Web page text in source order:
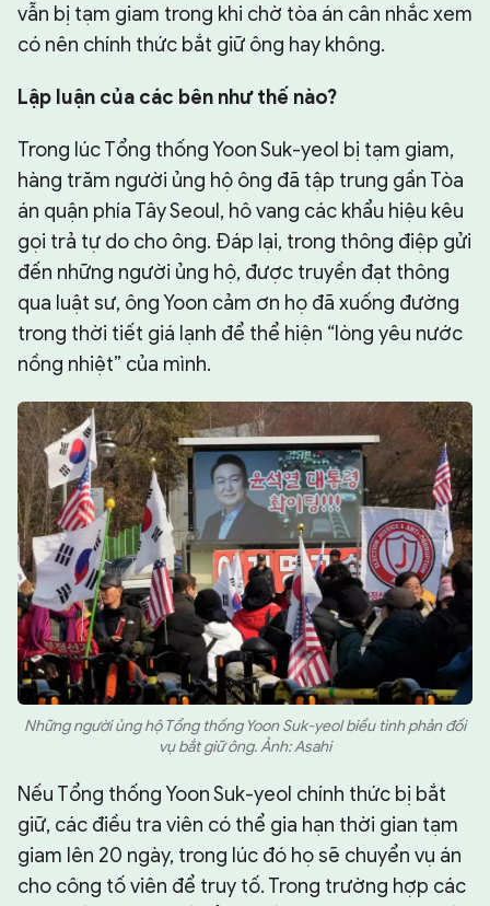
vẫn bị tạm giam trong khi chờ tòa án cân nhắc xem
có nên chính thức bắt giữ ông hay không.
Lập luận của các bên như thế nào?
Trong lúc Tổng thống Yoon Suk-yeol bị tạm giam,
hàng trăm người ủng hộ ông đã tập trung gần Tòa
án quận phía Tây Seoul, hô vang các khẩu hiệu kêu
gọi trả tự do cho ông. Đáp lại, trong thông điệp gửi
đến những người ủng hộ, được truyền đạt thông
qua luật sư, ông Yoon cảm ơn họ đã xuống đường
trong thời tiết giá lạnh để thể hiện “lòng yêu nước
nồng nhiệt” của mình.
Những người ủng hộ Tổng thống Yoon Suk-yeol biểu tình phản đối
vụ bắt giữ ông. Ảnh: Asahi
Nếu Tổng thống Yoon Suk-yeol chính thức bị bắt
giữ, các điều tra viên có thể gia hạn thời gian tạm
giam lên 20 ngày, trong lúc đó họ sẽ chuyển vụ án
cho công tố viên để truy tố. Trong trường hợp các